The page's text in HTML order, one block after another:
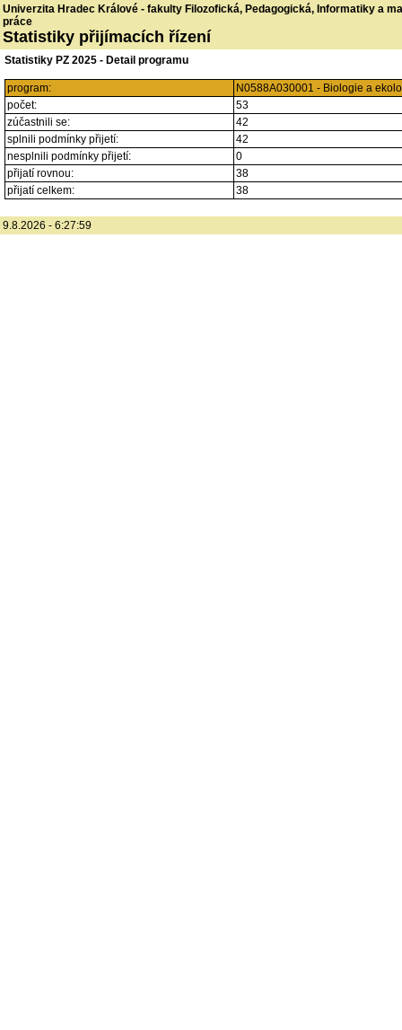
Univerzita Hradec Králové - fakulty Filozofická, Pedagogická, Informatiky a
práce
Statistiky přijímacích řízení
Statistiky PZ 2025 - Detail programu
program:
N0588A030001 - Biologie a
počet:
53
zúčastnili se:
42
splnili podmínky přijetí:
42
nesplnili podmínky přijetí:
0
přijatí rovnou:
38
přijatí celkem:
38
9.8.2026 - 6:27:59